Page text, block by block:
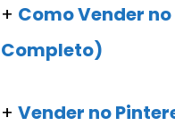
+ Como Vender
Completo)
+ Vender no